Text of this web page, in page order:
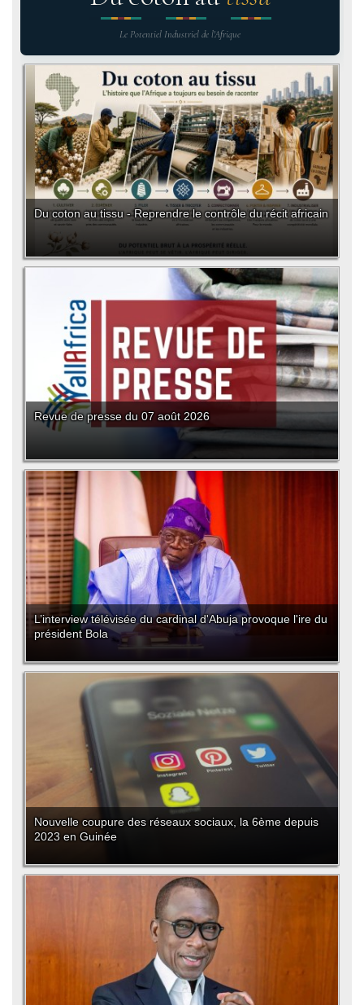
Le Potentiel Industriel de l'Afrique
Du coton au tissu - Reprendre le contrôle du récit africain
Revue de presse du 07 août 2026
L’interview télévisée du cardinal d'Abuja provoque l'ire du
président Bola
Nouvelle coupure des réseaux sociaux, la 6ème depuis
2023 en Guinée